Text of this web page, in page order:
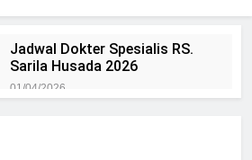
Jadwal Dokter Spesialis RS.
Sarila Husada 2026
01/04/2026